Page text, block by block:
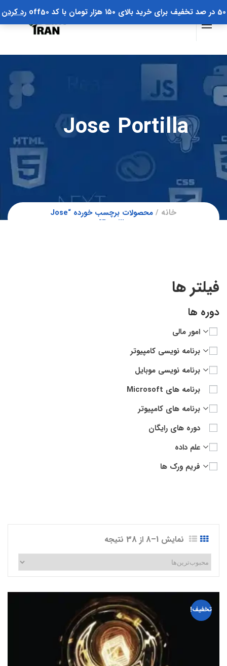
50 در صد تخفیف برای خرید بالای ۱۵۰ هزار تومان با کد off50 رد کردن
Jose Portilla
خانه
محصولات برچسب خورده “Jose
Portilla”
نمایش 1–8 از 38 نتیجه
تخفیف!
فیلتر ها
دوره ها
امور مالی
برنامه نویسی کامپیوتر
برنامه نویسی موبایل
برنامه های Microsoft
برنامه های کامپیوتر
دوره های رایگان
علم داده
فریم ورک ها